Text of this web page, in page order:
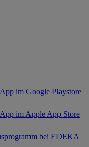
im Google Playstore
im Apple App Store
bei EDEKA